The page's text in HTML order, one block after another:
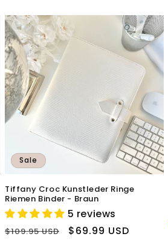
Sale
Tiffany Croc Kunstleder Ringe
Riemen Binder - Braun
5 reviews
Normaler
$109.95 USD Verkaufspreis
$69.99 USD